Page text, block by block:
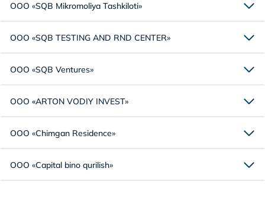
ООО «SQB Mikromoliya Tashkiloti»
ООО «SQB TESTING AND RND CENTER»
ООО «SQB Ventures»
ООО «ARTON VODIY INVEST»
ООО «Chimgan Residence»
ООО «Capital bino qurilish»